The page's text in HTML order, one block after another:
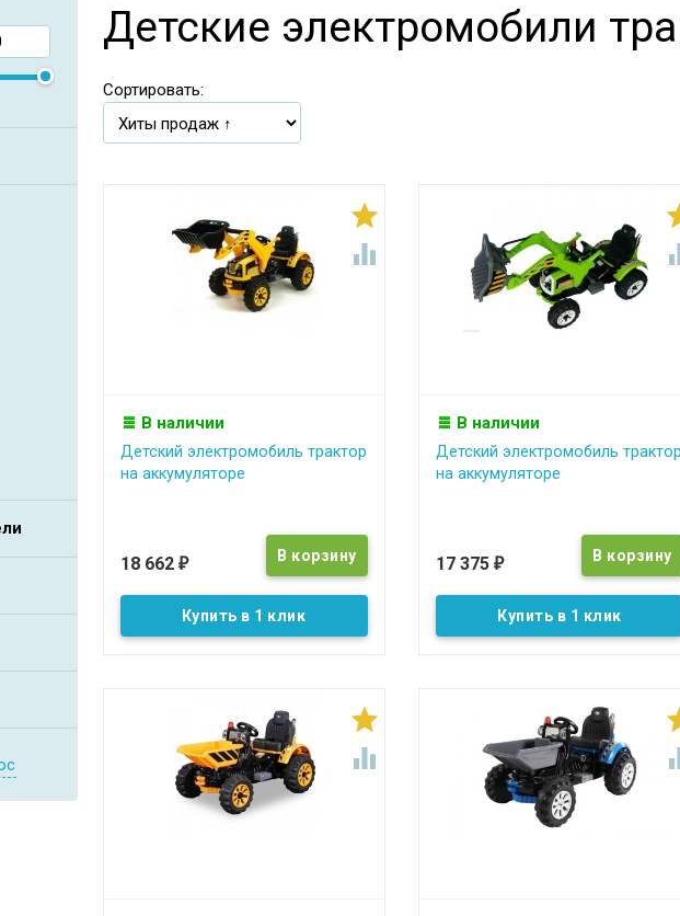
Детские электромобили
Сортировать:


В наличии
Детский электромобиль трактор
на аккумуляторе
18 662 ₽
Купить в 1 клик
В наличии
Детский электромобиль трактор
на аккумуляторе
17 375 ₽
Купить в 1 клик

